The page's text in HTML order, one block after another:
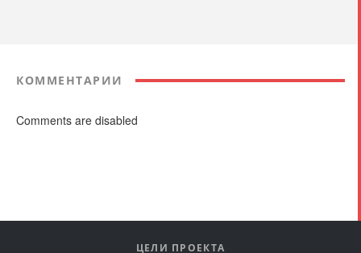
КОММЕНТАРИИ
Comments are disabled
ЦЕЛИ ПРОЕКТА